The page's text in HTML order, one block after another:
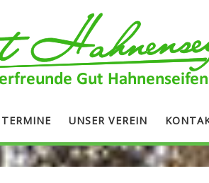
TERMINE UNSER VEREIN